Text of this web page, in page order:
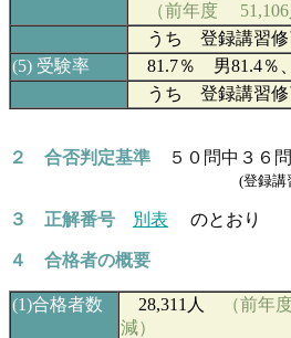
（前年度
51,106
うち 登録講習
(5) 受験率 81.7％ 男81.4％
うち 登録講習
２ 合否判定基準 ５０問中３６
(登録講
３ 正解番号 別表 のとおり
４ 合格者の概要
(1)合格者数 28,311 人
（前
減）